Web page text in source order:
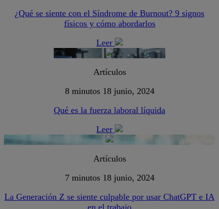
¿Qué se siente con el Síndrome de Burnout? 9 signos
físicos y cómo abordarlos
Leer
Artículos
8 minutos 18 junio, 2024
Qué es la fuerza laboral líquida
Leer
Artículos
7 minutos 18 junio, 2024
La Generación Z se siente culpable por usar ChatGPT e IA